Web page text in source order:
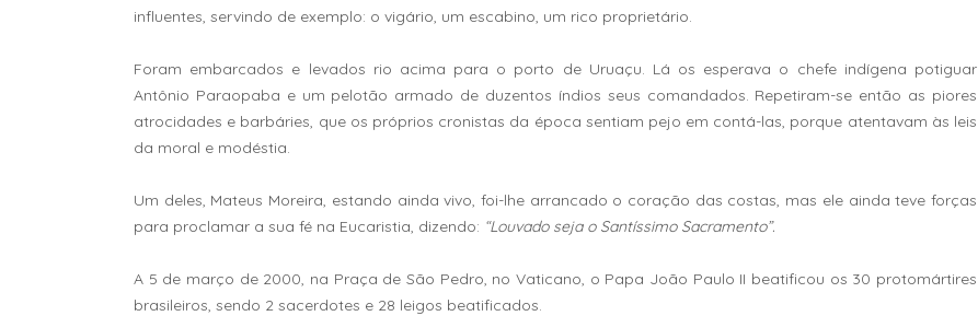
influentes, servindo de exemplo: o vigário, um escabino, um rico proprietário.
Foram embarcados e levados rio acima para o porto de Uruaçu. Lá os esperava o chefe indígena potiguar
Antônio Paraopaba e um pelotão armado de duzentos índios seus comandados. Repetiram-se então as piores
atrocidades e barbáries, que os próprios cronistas da época sentiam pejo em contá-las, porque atentavam às leis
da moral e modéstia.
Um deles, Mateus Moreira, estando ainda vivo, foi-lhe arrancado o coração das costas, mas ele ainda teve forças
para proclamar a sua fé na Eucaristia, dizendo: “Louvado seja o Santíssimo Sacramento”.
A 5 de março de 2000, na Praça de São Pedro, no Vaticano, o Papa João Paulo II beatificou os 30 protomártires
brasileiros, sendo 2 sacerdotes e 28 leigos beatificados.